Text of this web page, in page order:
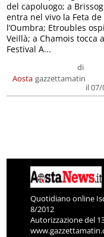
Aosta
di
gazzettamatin
il
del capoluogo; a
entra nel vivo la Feta de
l’Oumbra; Etroubles
Veillà; a Chamois tocca
Festival A...
Quotidiano online
8/2012
Autorizzazione del